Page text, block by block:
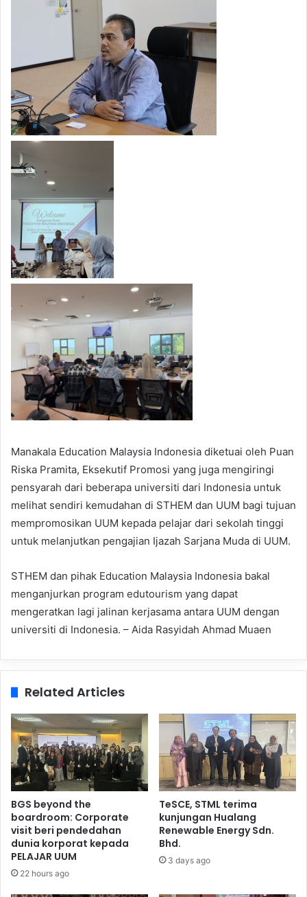
Manakala Education Malaysia Indonesia diketuai oleh Puan
Riska Pramita, Eksekutif Promosi yang juga mengiringi
pensyarah dari beberapa universiti dari Indonesia untuk
melihat sendiri kemudahan di STHEM dan UUM bagi tujuan
mempromosikan UUM kepada pelajar dari sekolah tinggi
untuk melanjutkan pengajian Ijazah Sarjana Muda di UUM.
STHEM dan pihak Education Malaysia Indonesia bakal
menganjurkan program edutourism yang dapat
mengeratkan lagi jalinan kerjasama antara UUM dengan
universiti di Indonesia. – Aida Rasyidah Ahmad Muaen
Related Articles
BGS beyond the
boardroom: Corporate
visit beri pendedahan
dunia korporat kepada
PELAJAR UUM
22 hours ago
TeSCE, STML terima
kunjungan Hualang
Renewable Energy Sdn.
Bhd.
3 days ago